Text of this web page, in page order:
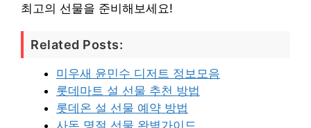
최고의 선물을 준비해보세요!
Related Posts:
미우새 윤민수 디저트 정보모음
롯데마트 설 선물 추천 방법
롯데온 설 선물 예약 방법
사돈 명절 선물 완벽가이드